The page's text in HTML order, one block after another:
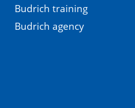
Budrich training
Budrich agency